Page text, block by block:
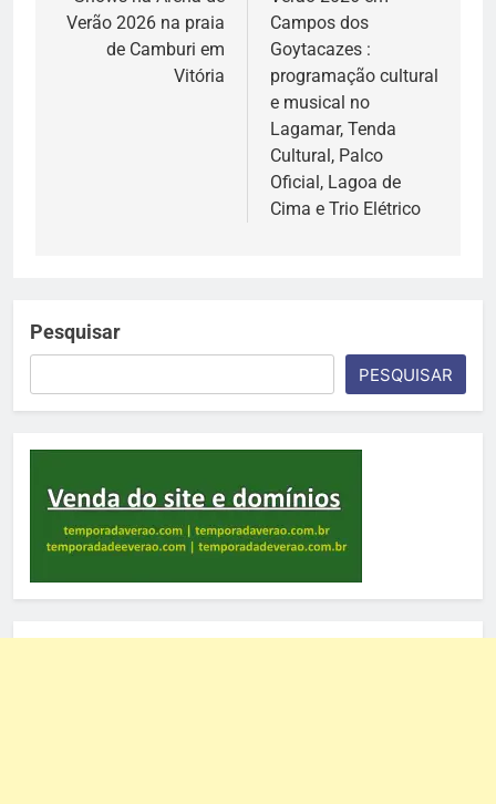
Post
Verão 2026 na praia
de Camburi em
Vitória
Campos dos
Goytacazes :
programação cultural
e musical no
Lagamar, Tenda
Cultural, Palco
Oficial, Lagoa de
Cima e Trio Elétrico
Pesquisar
PESQUISAR